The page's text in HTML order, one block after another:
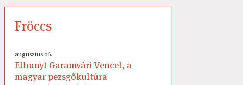
Fröccs
augusztus 06.
Elhunyt Garamvári Vencel, a
magyar pezsgőkultúra